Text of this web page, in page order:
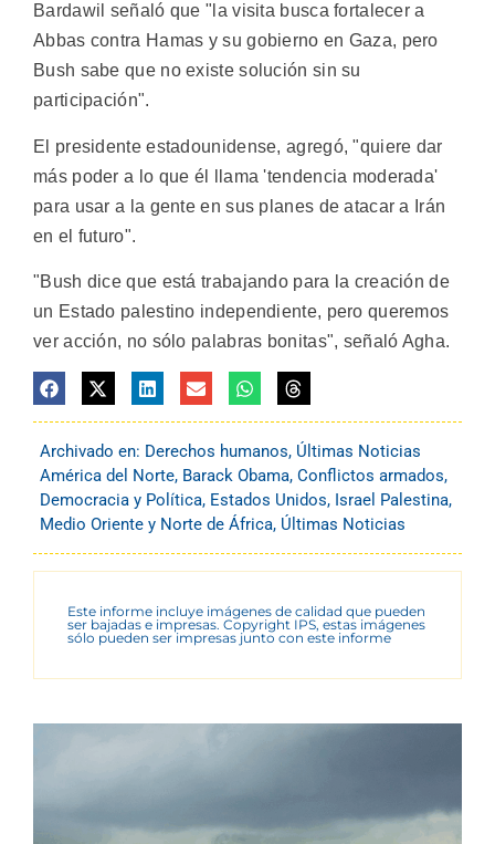
Bardawil señaló que "la visita busca fortalecer a
Abbas contra Hamas y su gobierno en Gaza, pero
Bush sabe que no existe solución sin su
participación".
El presidente estadounidense, agregó, "quiere dar
más poder a lo que él llama 'tendencia moderada'
para usar a la gente en sus planes de atacar a Irán
en el futuro".
"Bush dice que está trabajando para la creación de
un Estado palestino independiente, pero queremos
ver acción, no sólo palabras bonitas", señaló Agha.
Archivado en: Derechos humanos, Últimas Noticias
América del Norte, Barack Obama, Conflictos armados,
Democracia y Política, Estados Unidos, Israel Palestina,
Medio Oriente y Norte de África, Últimas Noticias
Este informe incluye imágenes de calidad que pueden
ser bajadas e impresas. Copyright IPS, estas imágenes
sólo pueden ser impresas junto con este informe